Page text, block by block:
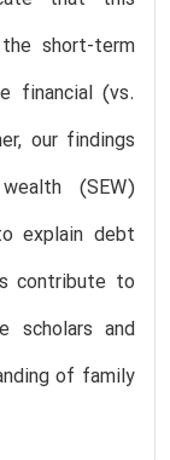
short-term
financial (vs.
our findings
(SEW)
explain debt
contribute to
scholars and
of family